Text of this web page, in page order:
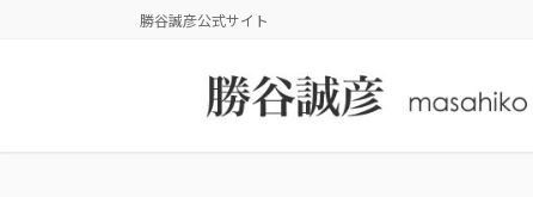
勝谷誠彦公式サイト